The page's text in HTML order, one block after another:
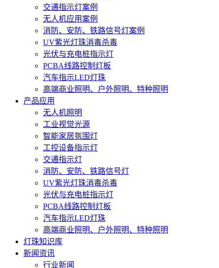
交通指示灯案例
无人机应用案例
消防、安防、铁路信号灯案例
UV紫光灯珠消毒杀毒
光伏与充电桩指示灯
PCBA线路控制灯板
汽车指示LED灯珠
高端商业照明、户外照明、特种照明
产品应用
无人机照明
工业视觉光源
智能家居氛围灯
工控设备指示灯
交通指示灯
消防、安防、铁路信号灯
UV紫光灯珠消毒杀毒
光伏与充电桩指示灯
PCBA线路控制灯板
汽车指示LED灯珠
高端商业照明、户外照明、特种照明
灯珠知识库
新闻资讯
行业新闻